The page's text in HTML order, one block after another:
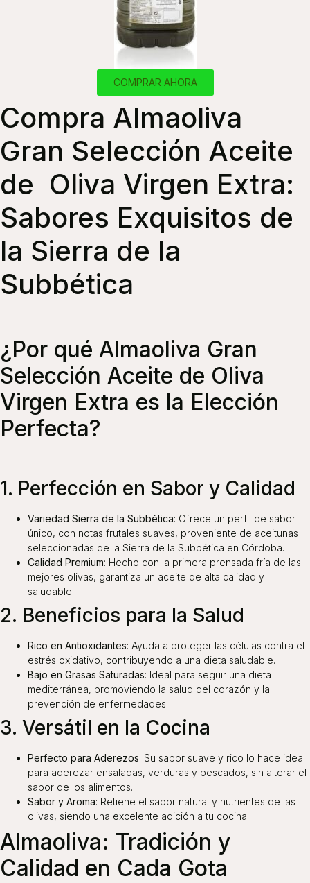
COMPRAR AHORA
Compra Almaoliva
Gran Selección Aceite
de Oliva Virgen Extra:
Sabores Exquisitos de
la Sierra de la
Subbética
¿Por qué Almaoliva Gran
Selección Aceite de Oliva
Virgen Extra es la Elección
Perfecta?
1. Perfección en Sabor y Calidad
Variedad Sierra de la Subbética: Ofrece un perfil de sabor
único, con notas frutales suaves, proveniente de aceitunas
seleccionadas de la Sierra de la Subbética en Córdoba.
Calidad Premium: Hecho con la primera prensada fría de las
mejores olivas, garantiza un aceite de alta calidad y
saludable.
2. Beneficios para la Salud
Rico en Antioxidantes: Ayuda a proteger las células contra el
estrés oxidativo, contribuyendo a una dieta saludable.
Bajo en Grasas Saturadas: Ideal para seguir una dieta
mediterránea, promoviendo la salud del corazón y la
prevención de enfermedades.
3. Versátil en la Cocina
Perfecto para Aderezos: Su sabor suave y rico lo hace ideal
para aderezar ensaladas, verduras y pescados, sin alterar el
sabor de los alimentos.
Sabor y Aroma: Retiene el sabor natural y nutrientes de las
olivas, siendo una excelente adición a tu cocina.
Almaoliva: Tradición y
Calidad en Cada Gota